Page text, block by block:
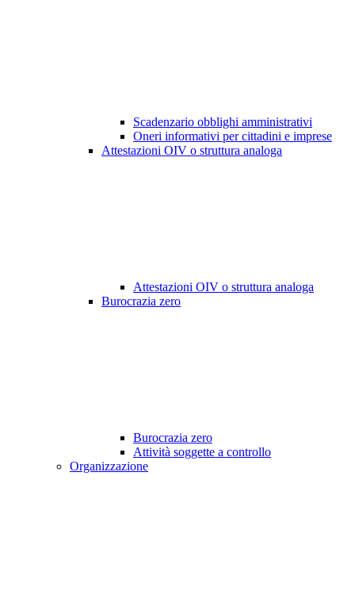
Scadenzario obblighi amministrativi
Oneri informativi per cittadini e imprese
Attestazioni OIV o struttura analoga
Attestazioni OIV o struttura analoga
Burocrazia zero
Burocrazia zero
Attività soggette a controllo
Organizzazione